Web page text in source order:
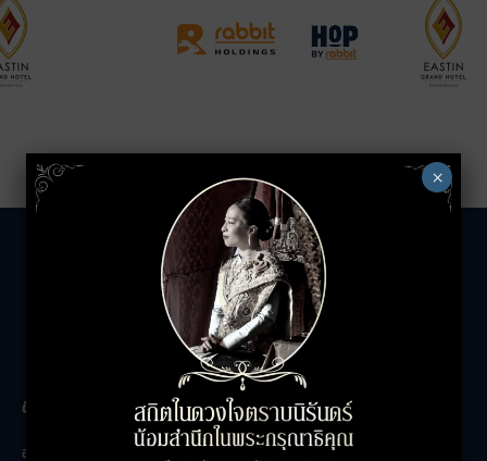
ติดต่อสอบถาม
อาคารสำนักงาน
The Unicorn
เกี่ยวกับเรา
×